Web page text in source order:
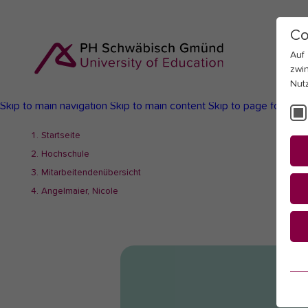
Skip to main navigation Skip to main content Skip to page footer
here:
Startseite
Hochschule
Mitarbeitendenübersicht
Angelmaier, Nicole
Auf